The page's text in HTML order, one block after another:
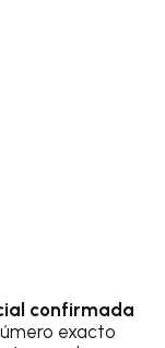
confirmada
exacto